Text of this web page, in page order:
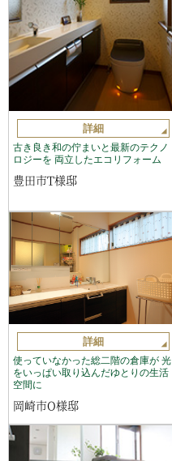
詳細
古き良き和の佇まいと最新のテクノ
ロジーを 両立したエコリフォーム
豊田市T様邸
詳細
使っていなかった総二階の倉庫が 光
をいっぱい取り込んだゆとりの生活
空間に
岡崎市O様邸